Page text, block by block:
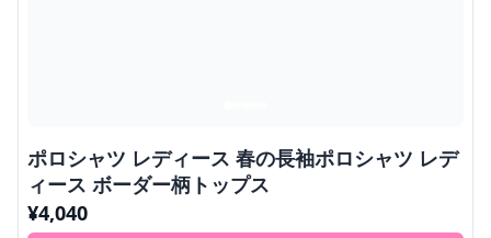
ポロシャツ レディース 春の長袖ポロシャツ レデ
ィース ボーダー柄トップス
¥4,040